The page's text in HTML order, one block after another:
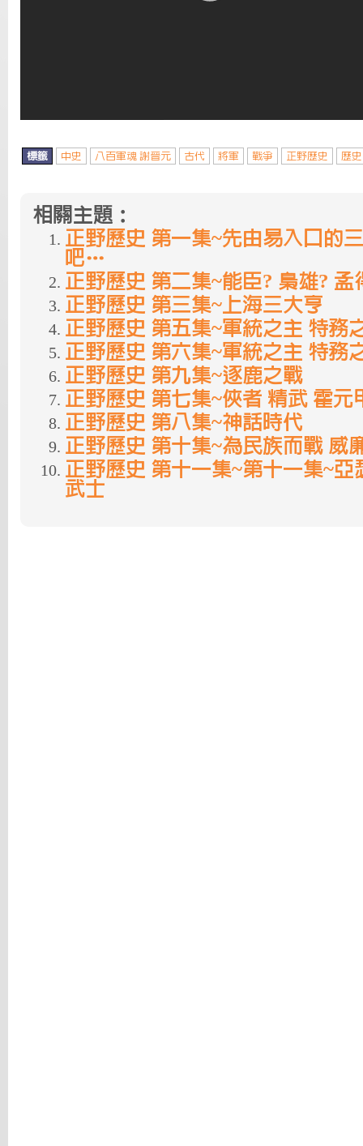
標籤 中史 八百軍魂 謝晉元 古代 將軍 戰爭 正野歷史 歷史
相關主題：
正野歷史 第一集~先由易入口的
吧…
正野歷史 第二集~能臣? 梟雄?
正野歷史 第三集~上海三大亨
正野歷史 第五集~軍統之主 特務
正野歷史 第六集~軍統之主 特務
正野歷史 第九集~逐鹿之戰
正野歷史 第七集~俠者 精武 霍元
正野歷史 第八集~神話時代
正野歷史 第十集~為民族而戰 威
正野歷史 第十一集~第十一集~亞
武士